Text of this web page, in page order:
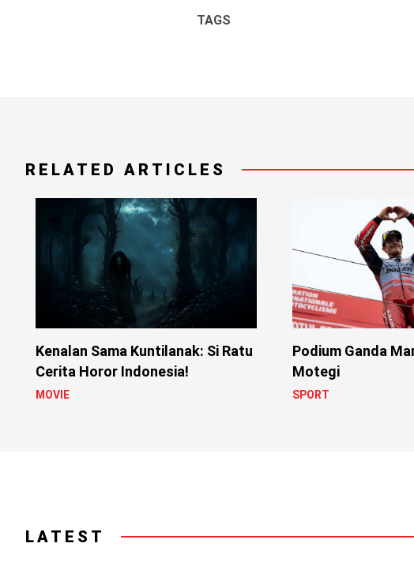
TAGS
RELATED ARTICLES
Kenalan Sama Kuntilanak: Si Ratu
Cerita Horor Indonesia!
MOVIE
Podium Ganda
Motegi
SPORT
LATEST